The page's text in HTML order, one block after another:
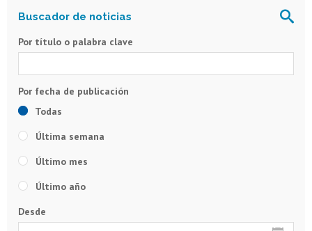
Por título o palabra clave
Todas
Última semana
Último mes
Último año
Desde